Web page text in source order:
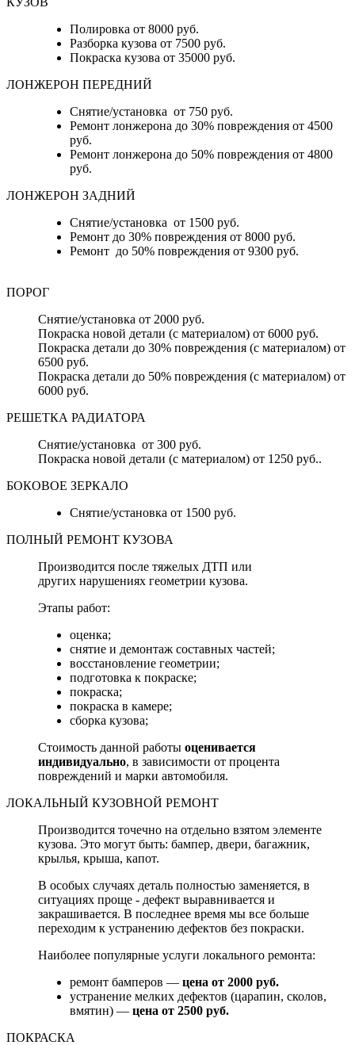
Полировка от 8000 руб.
Разборка кузова от 7500 руб.
Покраска кузова от 35000 руб.
ЛОНЖЕРОН ПЕРЕДНИЙ
Снятие/установка от 750 руб.
Ремонт лонжерона до 30% повреждения от 4500
руб.
Ремонт лонжерона до 50% повреждения от 4800
руб.
ЛОНЖЕРОН ЗАДНИЙ
Снятие/установка от 1500 руб.
Ремонт до 30% повреждения от 8000 руб.
Ремонт до 50% повреждения от 9300 руб.
ПОРОГ
Снятие/установка от 2000 руб.
Покраска новой детали (с материалом) от 6000 руб.
Покраска детали до 30% повреждения (с материалом) от
6500 руб.
Покраска детали до 50% повреждения (с материалом) от
6000 руб.
РЕШЕТКА РАДИАТОРА
Снятие/установка от 300 руб.
Покраска новой детали (с материалом) от 1250 руб..
БОКОВОЕ ЗЕРКАЛО
Снятие/установка от 1500 руб.
ПОЛНЫЙ РЕМОНТ КУЗОВА
Производится после тяжелых ДТП или
других нарушениях геометрии кузова.
Этапы работ:
оценка;
снятие и демонтаж составных частей;
восстановление геометрии;
подготовка к покраске;
покраска;
покраска в камере;
сборка кузова;
Стоимость данной работы оценивается
индивидуально, в зависимости от процента
повреждений и марки автомобиля.
ЛОКАЛЬНЫЙ КУЗОВНОЙ РЕМОНТ
Производится точечно на отдельно взятом элементе
кузова. Это могут быть: бампер, двери, багажник,
крылья, крыша, капот.
В особых случаях деталь полностью заменяется, в
ситуациях проще - дефект выравнивается и
закрашивается. В последнее время мы все больше
переходим к устранению дефектов без покраски.
Наиболее популярные услуги локального ремонта:
ремонт бамперов — цена от 2000 руб.
устранение мелких дефектов (царапин, сколов,
вмятин) — цена от 2500 руб.
ПОКРАСКА